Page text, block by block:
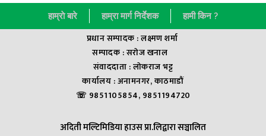
हाम्राे बारे हाम्रा मार्ग निर्देशक हामी किन ?
प्रधान सम्पादक : लक्ष्मण शर्मा
सम्पादक : सराेज खनाल
संवाददाता : लाेकराज भट्ट
कार्यालय : अनामनगर, काठमाडौं
☏ 9851105854, 9851194720
अदिती मल्टिमिडिया हाउस प्रा.लिद्वारा सञ्चालित